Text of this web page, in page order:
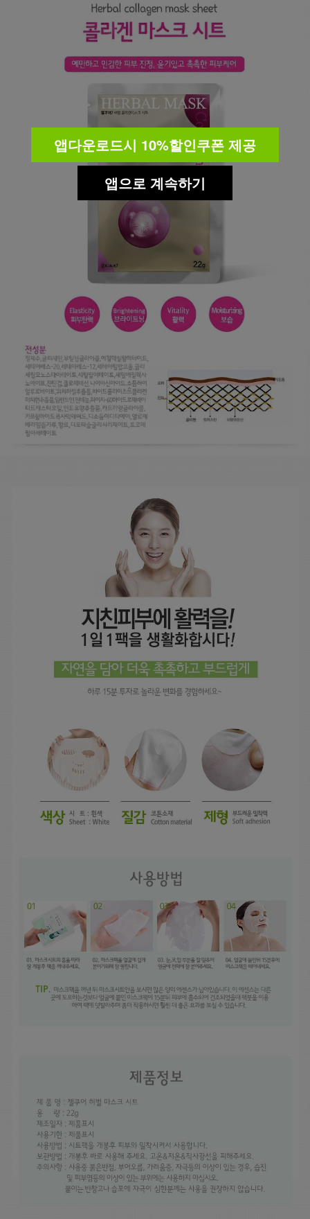
앱다운로드시 10%할인쿠폰 제공
앱으로 계속하기